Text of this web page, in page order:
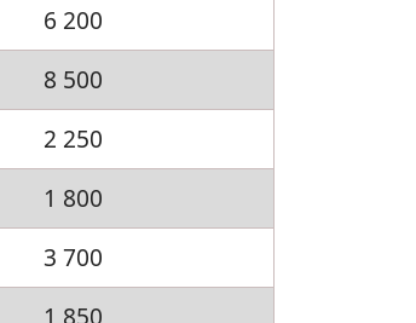
6 200
8 500
2 250
1 800
3 700